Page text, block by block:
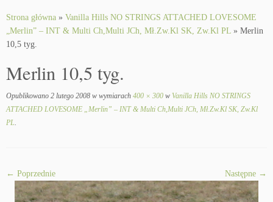
content
Strona główna » Vanilla Hills NO STRINGS ATTACHED LOVESOME
„Merlin” – INT & Multi Ch,Multi JCh, Mł.Zw.Kl SK, Zw.Kl PL » Merlin
10,5 tyg.
Merlin 10,5 tyg.
Opublikowano 2 lutego 2008 w wymiarach 400 × 300 w Vanilla Hills NO STRINGS
ATTACHED LOVESOME „Merlin” – INT & Multi Ch,Multi JCh, Mł.Zw.Kl SK, Zw.Kl
PL.
← Poprzednie Następne →